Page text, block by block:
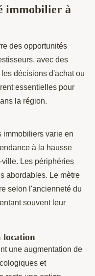
immobilier à
des opportunités
avec des
décisions d'achat ou
essentielles pour
la région.
immobiliers varie en
à la hausse
Les périphéries
abordables. Le mètre
selon l'ancienneté du
souvent leur
location
une augmentation de
et